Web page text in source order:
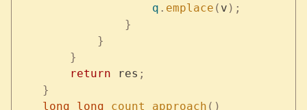
                    q
. emplace ( v );
                }
            }
        }
        return
res ;
    }
    long
long count_approach ()